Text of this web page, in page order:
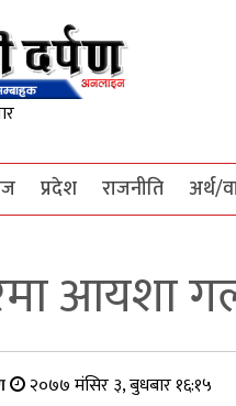
प्रदेश राजनीति अर्थ/
आयशा
२०७७ मंसिर ३, बुधबार १६:१५